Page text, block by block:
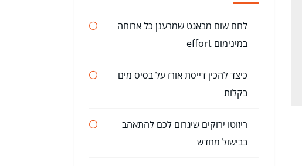
לחם שום מבאגט שמרענן כל ארוחה
במינימום effort
כיצד להכין דייסת אורז על בסיס מים
בקלות
ריזוטו ירוקים שיגרום לכם להתאהב
בבישול מחדש